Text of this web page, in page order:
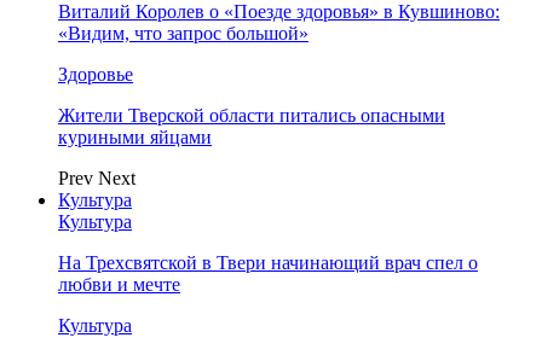
Виталий Королев о «Поезде здоровья» в Кувшиново:
«Видим, что запрос большой»
Здоровье
Жители Тверской области питались опасными
куриными яйцами
Prev Next
Культура
Культура
На Трехсвятской в Твери начинающий врач спел о
любви и мечте
Культура